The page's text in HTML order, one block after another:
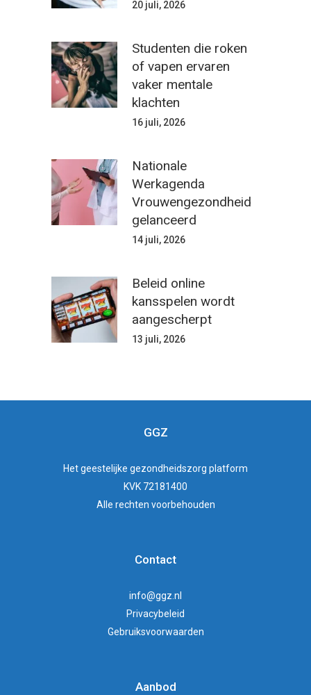
20 juli, 2026
Studenten die roken
of vapen ervaren
vaker mentale
klachten
16 juli, 2026
Nationale
Werkagenda
Vrouwengezondheid
gelanceerd
14 juli, 2026
Beleid online
kansspelen wordt
aangescherpt
13 juli, 2026
GGZ
Hetgeestelijke gezondheidszorg platform
KVK 72181400
Alle rechten voorbehouden
Contact
info@ggz.nl
Privacybeleid
Gebruiksvoorwaarden
Aanbod